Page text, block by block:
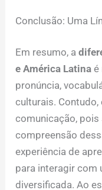
Conclusão: Uma
Em resumo, a
e América Latina é
pronúncia,
culturais.
comunicação, pois
compreensão
experiência de
para interagir com
diversificada. Ao